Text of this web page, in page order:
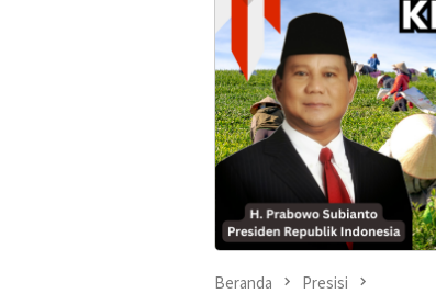
Beranda Presisi